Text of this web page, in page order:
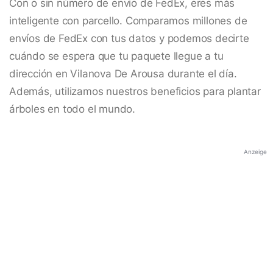
Con o sin número de envío de FedEx, eres más
inteligente con parcello. Comparamos millones de
envíos de FedEx con tus datos y podemos decirte
cuándo se espera que tu paquete llegue a tu
dirección en Vilanova De Arousa durante el día.
Además, utilizamos nuestros beneficios para plantar
árboles en todo el mundo.
Anzeige